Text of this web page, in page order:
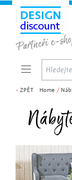
< ZPĚT Home /